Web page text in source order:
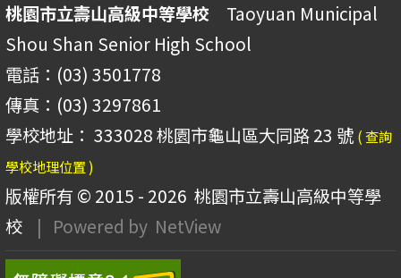
桃園市立壽山高級中等學校 Taoyuan Municipal
Shou Shan Senior High School
電話：(03) 3501778
傳真：(03) 3297861
學校地址： 333028 桃園市龜山區大同路 23 號 ( 查詢
學校地理位置 )
版權所有 © 2015 - 2026 桃園市立壽山高級中等學
校
| Powered by NetView